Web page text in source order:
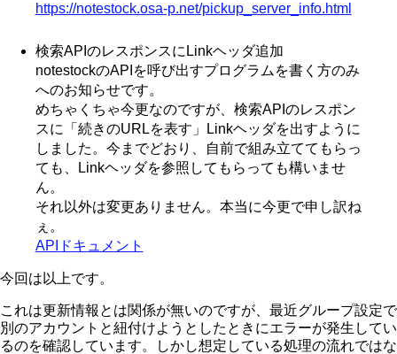
https://notestock.osa-p.net/pickup_server_info.html
検索APIのレスポンスにLinkヘッダ追加
notestockのAPIを呼び出すプログラムを書く方のみ
へのお知らせです。
めちゃくちゃ今更なのですが、検索APIのレスポン
スに「続きのURLを表す」Linkヘッダを出すように
しました。今までどおり、自前で組み立ててもらっ
ても、Linkヘッダを参照してもらっても構いませ
ん。
それ以外は変更ありません。本当に今更で申し訳ね
ぇ。
APIドキュメント
今回は以上です。
これは更新情報とは関係が無いのですが、最近グループ設定で
別のアカウントと紐付けようとしたときにエラーが発生してい
るのを確認しています。しかし想定している処理の流れではな